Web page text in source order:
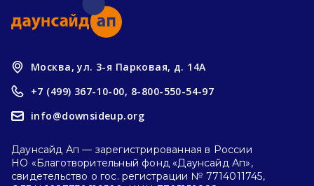
Москва, ул. 3-я Парковая, д. 14А
+7 (499) 367-10-00, 8-800-550-54-97
info@downsideup.org
Даунсайд Ап — зарегистрированная в России
НО «Благотворительный фонд «Даунсайд Ап»,
свидетельство о гос. регистрации № 7714011745,